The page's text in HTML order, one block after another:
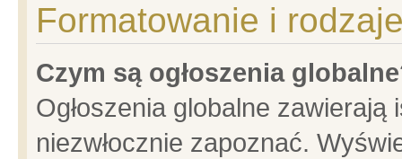
Formatowanie i
Czym są ogłoszenia
Ogłoszenia globalne
niezwłocznie zapoznać.